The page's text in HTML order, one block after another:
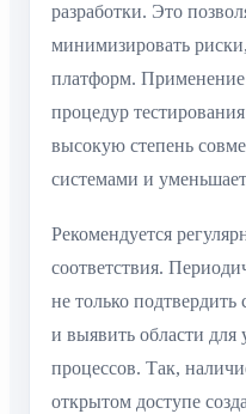
разработки. Это
минимизировать
платформ.
процедур
высокую степень
системами и
Рекомендуется
соответствия.
не только подтвердить
и выявить области
процессов. Так,
открытом доступе